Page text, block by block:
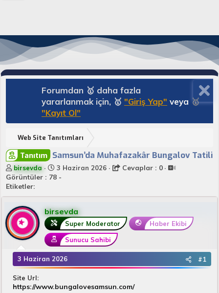
Forumdan 🥇 daha fazla
yararlanmak için, 🥇 "Giriş Yap" veya 🥇
"Kayıt Ol"
Web Site Tanıtımları
Tanıtım Samsun’da Muhafazakâr Bungalov Tatili
K
o
n
u
u
B
a
ş
l
a
n
birsevda
B
a
l
n
g
ı
ç
t
a
r
h
3 Haziran 2026
Cevaplar : 0
Görüntüler : 78 -
Etiketler:
birsevda
Super Moderator Haber Ekibi
Sunucu Sahibi
3 Haziran 2026 #1
Site Url
https://www.bungalovesamsun.com/